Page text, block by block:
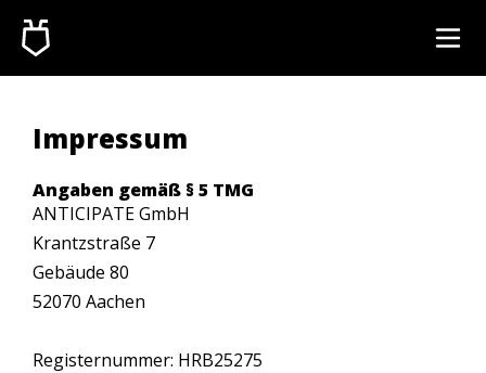
Impressum
Angaben gemäß § 5 TMG
ANTICIPATE GmbH
Krantzstraße 7
Gebäude 80
52070 Aachen
Registernummer: HRB25275